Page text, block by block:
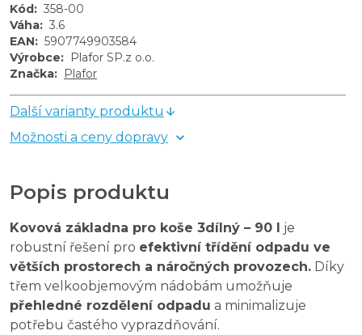
Kód: 358-00
Váha: 3.6
EAN: 5907749903584
Výrobce: Plafor SP.z o.o.
Značka: Plafor
Další varianty produktu
Možnosti a ceny dopravy
Popis produktu
Kovová základna pro koše 3dílný – 90 l je
robustní řešení pro efektivní třídění odpadu ve
větších prostorech a náročných provozech. Díky
třem velkoobjemovým nádobám umožňuje
přehledné rozdělení odpadu a minimalizuje
potřebu častého vyprazdňování.